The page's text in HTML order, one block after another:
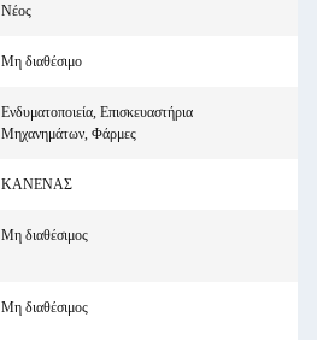
Νέος
Μη διαθέσιμο
Ενδυματοποιεία, Επισκευαστήρια
Μηχανημάτων, Φάρμες
ΚΑΝΕΝΑΣ
Μη διαθέσιμος
Μη διαθέσιμος